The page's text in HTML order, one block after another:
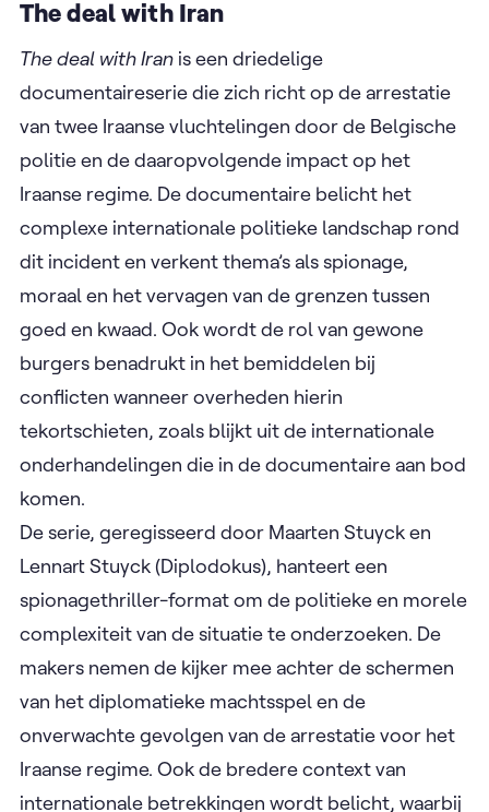
Michael zien dat ware verandering begint bij
durven dromen. ​
Vanaf woensdag 1 oktober om 21.20 uur
The deal with Iran
The deal with Iranis een driedelige
documentaireserie die zich richt op de arrestatie
van twee Iraanse vluchtelingen door de Belgische
politie en de daaropvolgende impact op het
Iraanse regime. De documentaire belicht het
complexe internationale politieke landschap rond
dit incident en verkent thema’s als spionage,
moraal en het vervagen van de grenzen tussen
goed en kwaad. Ook wordt de rol van gewone
burgers benadrukt in het bemiddelen bij
conflicten wanneer overheden hierin
tekortschieten, zoals blijkt uit de internationale
onderhandelingen die in de documentaire aan bod
komen.
De serie, geregisseerd door Maarten Stuyck en
Lennart Stuyck (Diplodokus), hanteert een